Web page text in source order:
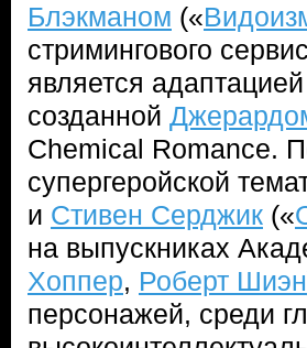
Блэкманом («
стримингового
является
созданной
Chemical Romance.
супергеройской
и Стивен Серджик («
на выпускниках
Хоппер, Роберт Шиэн
персонажей, среди